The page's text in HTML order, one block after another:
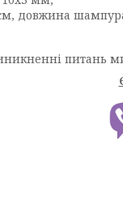
довжина
питань